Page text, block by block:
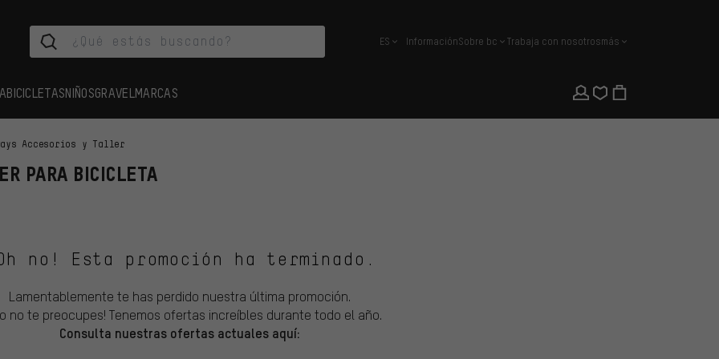
español
ES InformaciónSobre bc Trabaja con nosotrosmás
BICICLETASNIÑOSGRAVEL MARCAS
Accesorios y Taller
PARA BICICLETA
no! Esta promoción ha terminado.
Lamentablemente te has perdido nuestra última promoción.
no te preocupes! Tenemos ofertas increíbles durante todo el año.
Consulta nuestras ofertas actuales aquí: